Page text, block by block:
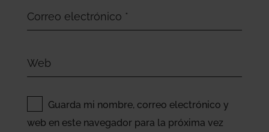
Guarda mi nombre, correo electrónico y
web en este navegador para la próxima vez